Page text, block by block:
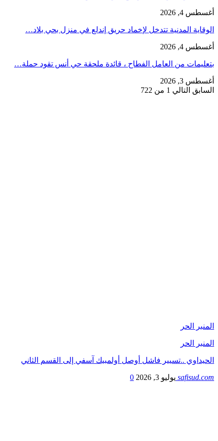
أغسطس 4, 2026
الوقاية المدنية تتدخل لإخماد حريق إندلع في منزل بحي بلاد…
أغسطس 4, 2026
بتعليمات من العامل الفطاح ، قائدة ملحقة حي أنس تقود حملة…
أغسطس 3, 2026
السابق التالي 1 من 722
المنبر الحر
المنبر الحر
الحيداوي ..تسيير فاشل أوصل أولمبيك آسفي إلى القسم الثاني
safisud.com يوليو 3, 2026 0